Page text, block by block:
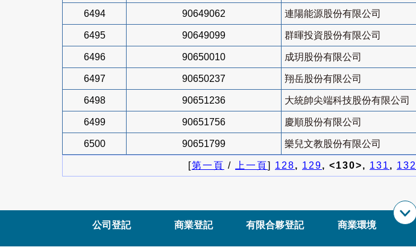
6494 90649062 連陽能源股份有限公司
6495 90649099 群暉投資股份有限公司
6496 90650010 成玥股份有限公司
6497 90650237 翔岳股份有限公司
6498 90651236 大統帥尖端科技股份有限公司
6499 90651756 慶順股份有限公司
6500 90651799 樂兒文教股份有限公司
[第一頁 / 上一頁] 128, 129, <130>, 131, 132
公司登記 商業登記 有限合夥登記 商業環境